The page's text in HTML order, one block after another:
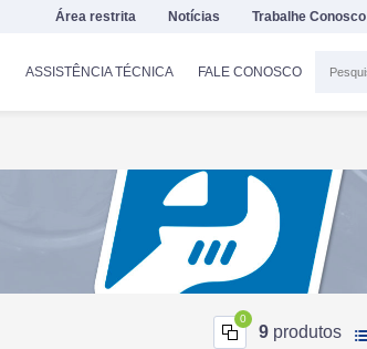
Área restrita Notícias Trabalhe Conosco
ASSISTÊNCIA TÉCNICA FALE CONOSCO
0
9 produtos